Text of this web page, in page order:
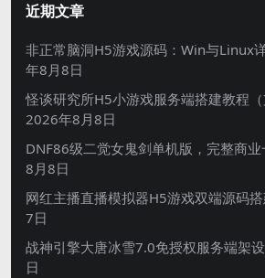
近期文章
非正常脑洞H5游戏源码：Win与Linux
年8月8日
怪谈研究所H5小游戏服务端搭建教程（
2026年8月8日
DNF86级二觉女鬼剑单机版，完整商
8月8日
网红主播直播模拟器H5游戏双端源码
7日
战神引擎大唐冰雪7.0免授权服务端架
日